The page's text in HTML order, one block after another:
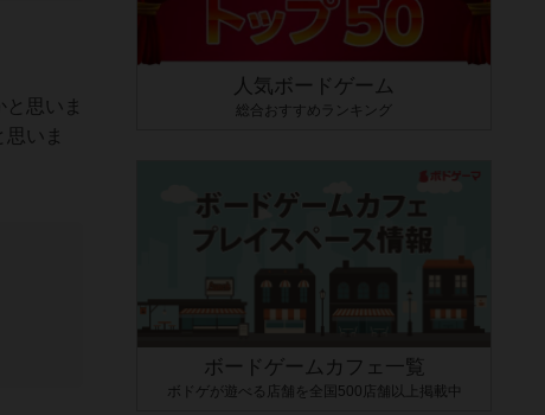
思いま
いま
人気ボードゲーム
総合おすすめランキング
ボードゲームカフェ一覧
ボドゲが遊べる店舗を全国500店舗以上掲載中